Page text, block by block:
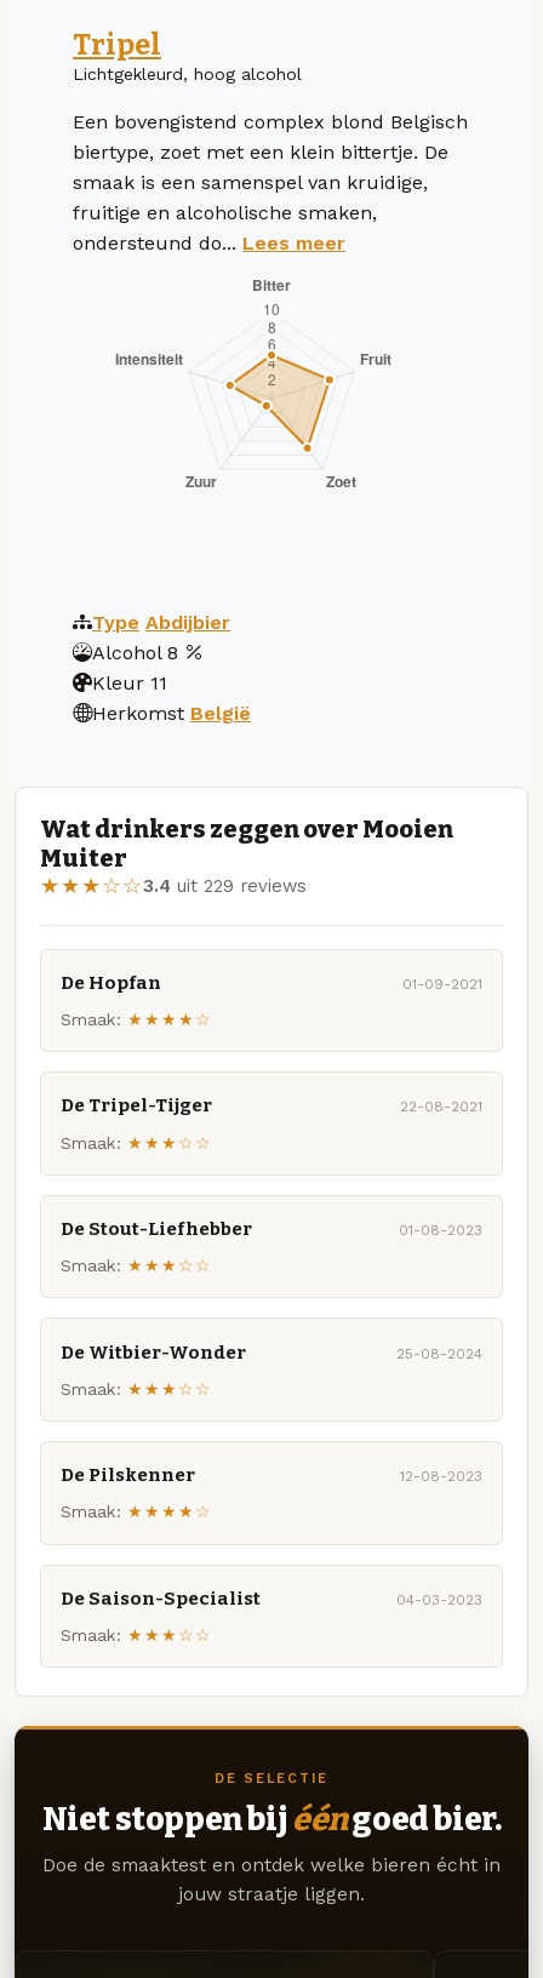
Tripel
Lichtgekleurd, hoog alcohol
Een bovengistend complex blond Belgisch
biertype, zoet met een klein bittertje. De
smaak is een samenspel van kruidige,
fruitige en alcoholische smaken,
ondersteund do... Lees meer
Type Abdijbier
Alcohol 8
Kleur 11
Herkomst België
Wat drinkers zeggen over Mooien
Muiter
★★★☆☆3.4 uit 229 reviews
De Hopfan 01-09-2021
Smaak: ★★★★☆
De Tripel-Tijger 22-08-2021
Smaak: ★★★☆☆
De Stout-Liefhebber 01-08-2023
Smaak: ★★★☆☆
De Witbier-Wonder 25-08-2024
Smaak: ★★★☆☆
De Pilskenner 12-08-2023
Smaak: ★★★★☆
De Saison-Specialist 04-03-2023
Smaak: ★★★☆☆
DE SELECTIE
Niet stoppen bij ééngoed bier.
Doe de smaaktest en ontdek welke bieren écht in
jouw straatje liggen.